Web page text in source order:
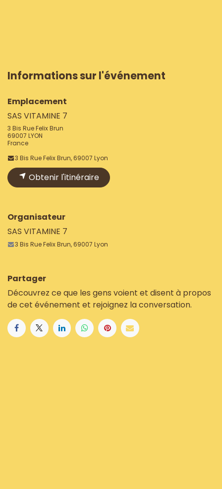
Informations sur l'événement
Emplacement
SAS VITAMINE 7
3 Bis Rue Felix Brun
69007 LYON
France
3 Bis Rue Felix Brun, 69007 Lyon
Obtenir l'itinéraire
Organisateur
SAS VITAMINE 7
3 Bis Rue Felix Brun, 69007 Lyon
Partager
Découvrez ce que les gens voient et disent à propos
de cet événement et rejoignez la conversation.